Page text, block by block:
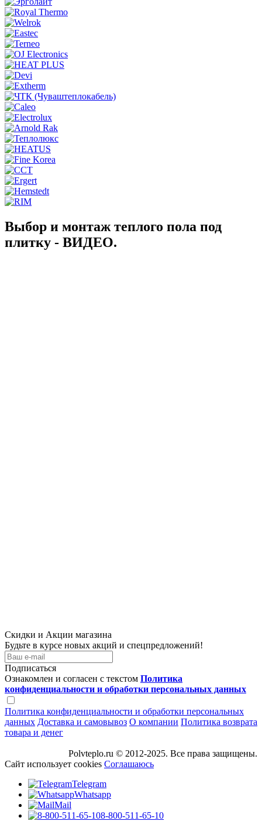
Выбор и монтаж теплого пола под
плитку - ВИДЕО.
Скидки и Акции магазина
Будьте в курсе новых акций и спецпредложений!
Подписаться
Ознакомлен и согласен с текстом Политика
конфиденциальности и обработки персональных данных
Политика конфиденциальности и обработки персональных
данных Доставка и самовывоз О компании Политика возврата
товара и денег
Polvteplo.ru © 2012-2025. Все права защищены.
Сайт использует cookies Соглашаюсь
Telegram
Whatsapp
Mail
8-800-511-65-10